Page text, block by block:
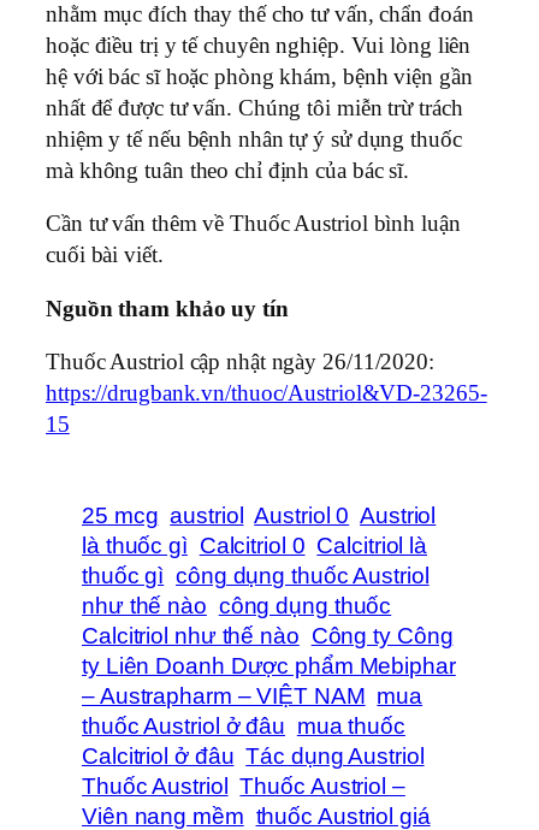
nhằm mục đích thay thế cho tư vấn, chẩn đoán
hoặc điều trị y tế chuyên nghiệp. Vui lòng liên
hệ với bác sĩ hoặc phòng khám, bệnh viện gần
nhất để được tư vấn. Chúng tôi miễn trừ trách
nhiệm y tế nếu bệnh nhân tự ý sử dụng thuốc
mà không tuân theo chỉ định của bác sĩ.
Cần tư vấn thêm về Thuốc Austriol bình luận
cuối bài viết.
Nguồn tham khảo uy tín
Thuốc Austriol cập nhật ngày 26/11/2020:
https://drugbank.vn/thuoc/Austriol&VD-23265-
15
25 mcg austriol Austriol 0 Austriol
là thuốc gì Calcitriol 0 Calcitriol là
thuốc gì công dụng thuốc Austriol
như thế nào công dụng thuốc
Calcitriol như thế nào Công ty Công
ty Liên Doanh Dược phẩm Mebiphar
– Austrapharm – VIỆT NAM mua
thuốc Austriol ở đâu mua thuốc
Calcitriol ở đâu Tác dụng Austriol
Thuốc Austriol
Thuốc Austriol –
Viên nang mềm thuốc Austriol giá